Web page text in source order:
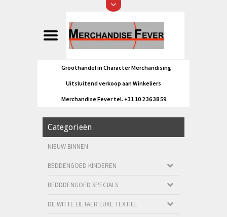
Groothandel in Character Merchandising
Uitsluitend verkoop aan Winkeliers
Merchandise Fever tel. +31 10 2 36 38 59
Categorieën
NIEUW BINNEN
BEDDENGOED KINDEREN
BEDDDENGOED SPECIALS
DE WITTE LIETAER LUXE TEXTIEL